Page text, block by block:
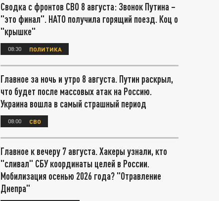
Сводка с фронтов СВО 8 августа: Звонок Путина –
"это финал". НАТО получила горящий поезд. Коц о
"крышке"
08:30 ПОЛИТИКА
Главное за ночь и утро 8 августа. Путин раскрыл,
что будет после массовых атак на Россию.
Украина вошла в самый страшный период
08:00 СВО
Главное к вечеру 7 августа. Хакеры узнали, кто
"сливал" СБУ координаты целей в России.
Мобилизация осенью 2026 года? "Отравление
Днепра"